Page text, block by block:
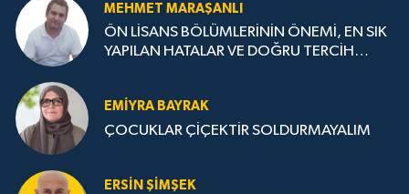
MEHMET MARAŞANLI
ÖN LİSANS BÖLÜMLERİNİN ÖNEMİ, EN SIK
YAPILAN HATALAR VE DOĞRU TERCİH
EMIYRA BAYRAK
ÇOCUKLAR ÇİÇEKTİR SOLDURMAYALIM
ERSIN ŞIMŞEK